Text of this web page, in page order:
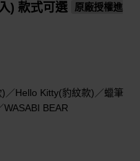
) 款式可選
原廠授權進
／Hello Kitty(豹紋款)／蠟筆
BEAR